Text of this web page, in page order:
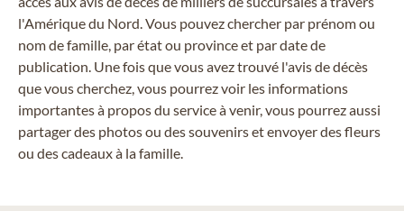
l'Amérique du Nord. Vous pouvez chercher par prénom ou
nom de famille, par état ou province et par date de
publication. Une fois que vous avez trouvé l'avis de décès
que vous cherchez, vous pourrez voir les informations
importantes à propos du service à venir, vous pourrez aussi
partager des photos ou des souvenirs et envoyer des fleurs
ou des cadeaux à la famille.